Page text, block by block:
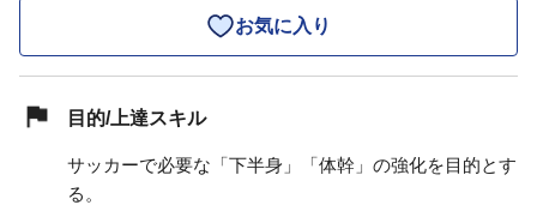
お気に入り
目的/上達スキル
サッカーで必要な「下半身」「体幹」の強化を目的とす
る。